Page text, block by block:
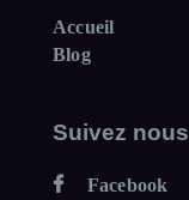
Accueil
Blog
Suivez nous
Facebook